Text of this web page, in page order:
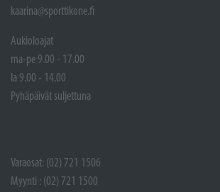
kaarina@sporttikone.fi
Aukioloajat
ma-pe 9.00 - 17.00
la 9.00 - 14.00
Pyhäpäivät suljettuna
Varaosat: (02) 721 1506
Myynti : (02) 721 1500